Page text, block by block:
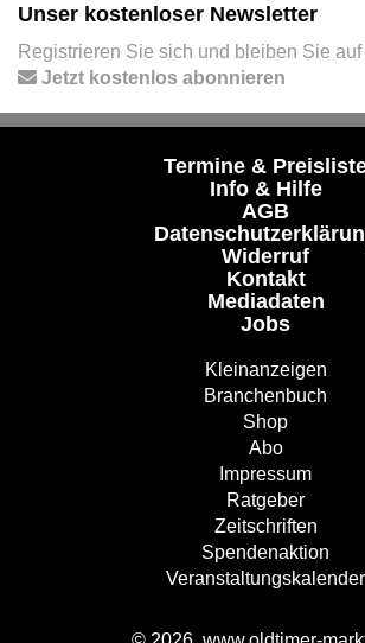
Unser kostenloser Newsletter
Registrieren Sie sich und bleiben Sie
Jetzt kostenlos abonnieren
Termine &
Info & Hilfe
AGB
Widerruf
Kontakt
Mediadaten
Jobs
Kleinanzeigen
Branchenbuch
Shop
Abo
Impressum
Ratgeber
Zeitschriften
Spendenaktion
Veranstaltungskalender